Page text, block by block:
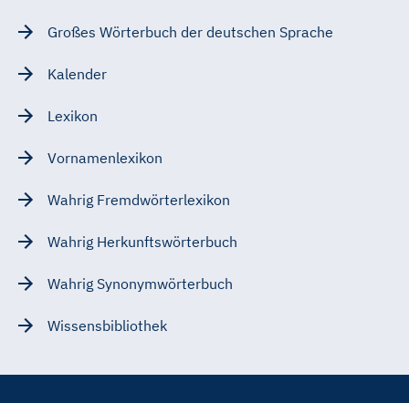
Großes Wörterbuch der deutschen Sprache
Kalender
Lexikon
Vornamenlexikon
Wahrig Fremdwörterlexikon
Wahrig Herkunftswörterbuch
Wahrig Synonymwörterbuch
Wissensbibliothek